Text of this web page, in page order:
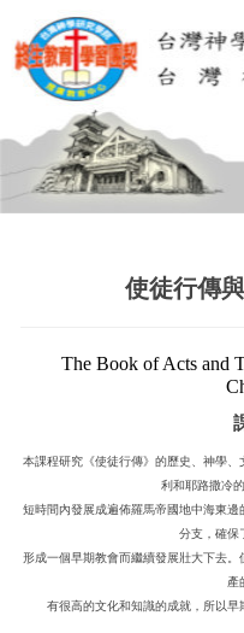
到
主
容
區
使徒行傳
The Book of Acts and
本課程研究《使徒行傳》的歷史、神學
利和耶路撒冷
短時間內發展成遍佈羅馬帝國地中海東
分支，確保
形成一個早期教會而繼續發展壯大下去
產
有很高的文化和知識的成就，所以早